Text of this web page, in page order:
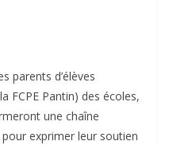
parents d’élèves
FCPE Pantin) des écoles,
une chaîne
pour exprimer leur soutien